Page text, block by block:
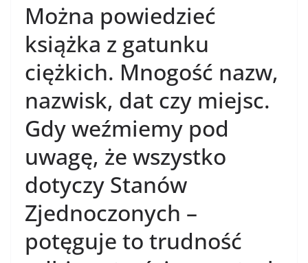
Można powiedzieć
książka z gatunku
ciężkich. Mnogość nazw,
nazwisk, dat czy miejsc.
Gdy weźmiemy pod
uwagę, że wszystko
dotyczy Stanów
Zjednoczonych –
potęguje to trudność